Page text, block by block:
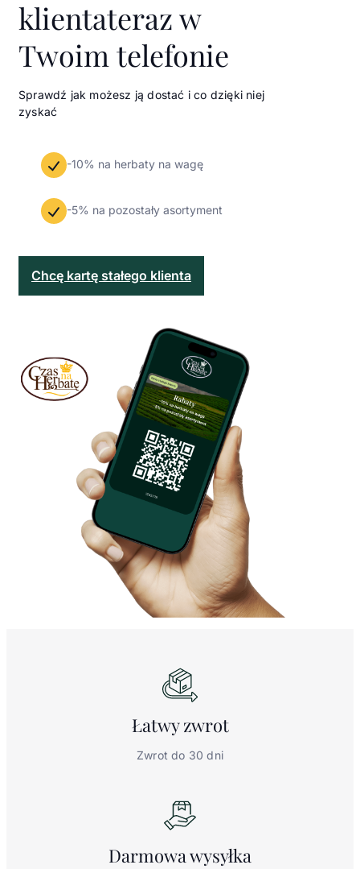
klientateraz w
Twoim telefonie
Sprawdź jak możesz ją dostać i co dzięki niej
zyskać
-10% na herbaty na wagę
-5% na pozostały asortyment
Chcę kartę stałego klienta
Łatwyzwrot
Zwrot do 30 dni
Darmowawysyłka